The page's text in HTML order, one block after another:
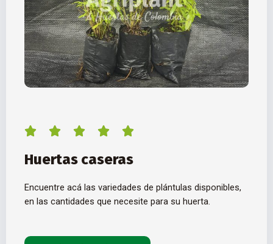
    
Huertas caseras
Encuentre acá las variedades de plántulas disponibles,
en las cantidades que necesite para su huerta.